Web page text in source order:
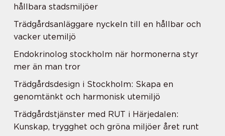
hållbara stadsmiljöer
Trädgårdsanläggare nyckeln till en hållbar och
vacker utemiljö
Endokrinolog stockholm när hormonerna styr
mer än man tror
Trädgårdsdesign i Stockholm: Skapa en
genomtänkt och harmonisk utemiljö
Trädgårdstjänster med RUT i Härjedalen:
Kunskap, trygghet och gröna miljöer året runt